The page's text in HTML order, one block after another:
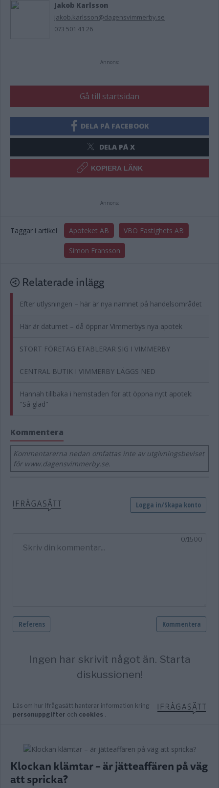
Jakob Karlsson
jakob.karlsson@dagensvimmerby.se
073 501 41 26
Annons:
Gå till startsidan
DELA PÅ FACEBOOK
DELA PÅ X
KOPIERA LÄNK
Annons:
Taggar i artikel Apoteket AB VBO Fastighets AB
Simon Fransson
Relaterade inlägg
Efter utlysningen – här är nya namnet på handelsområdet
Här är datumet – då öppnar Vimmerbys nya apotek
STORT FÖRETAG ETABLERAR SIG I VIMMERBY
CENTRAL BUTIK I VIMMERBY LÄGGS NED
Hannah tillbaka i hemstaden för att öppna nytt apotek:
"Så glad"
Kommentera
Kommentarerna nedan omfattas inte av utgivningsbeviset
för www.dagensvimmerby.se.
Klockan klämtar – är jätteaffären på väg
att spricka?